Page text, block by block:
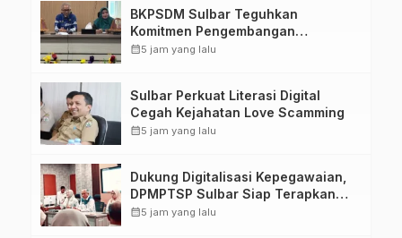
BKPSDM Sulbar Teguhkan
Komitmen Pengembangan
Kompetensi ASN melalui
calendar_month5 jam yang lalu
Sulbar Perkuat Literasi Digital
Cegah Kejahatan Love Scamming
calendar_month5 jam yang lalu
Dukung Digitalisasi Kepegawaian,
DPMPTSP Sulbar Siap Terapkan
Aplikasi FLEKSI ASN
calendar_month5 jam yang lalu